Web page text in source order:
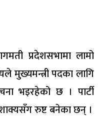
प्रदेशसभामा लामो
मुख्यमन्त्री पदका लागि
भइरहेको छ । पार्टी
रुष्ट बनेका छन् ।